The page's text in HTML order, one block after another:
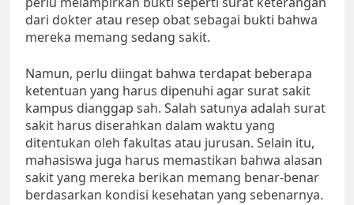
dari dokter atau resep obat sebagai bukti bahwa
mereka memang sedang sakit.
Namun, perlu diingat bahwa terdapat beberapa
ketentuan yang harus dipenuhi agar surat sakit
kampus dianggap sah. Salah satunya adalah surat
sakit harus diserahkan dalam waktu yang
ditentukan oleh fakultas atau jurusan. Selain itu,
mahasiswa juga harus memastikan bahwa alasan
sakit yang mereka berikan memang benar-benar
berdasarkan kondisi kesehatan yang sebenarnya.